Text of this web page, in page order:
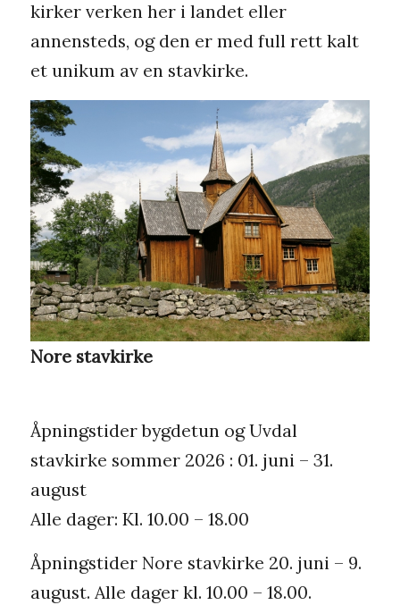
kirker verken her i landet eller
annensteds, og den er med full rett kalt
et unikum av en stavkirke.
Nore stavkirke
Åpningstider bygdetun og Uvdal
stavkirke sommer 2026 : 01. juni – 31.
august
Alle dager: Kl. 10.00 – 18.00
Åpningstider Nore stavkirke 20. juni – 9.
august. Alle dager kl. 10.00 – 18.00.